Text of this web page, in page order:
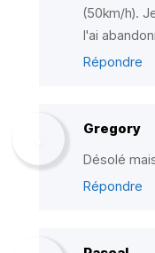
(50km/h).
l'ai
Répondre
Gregory
Désolé
Répondre